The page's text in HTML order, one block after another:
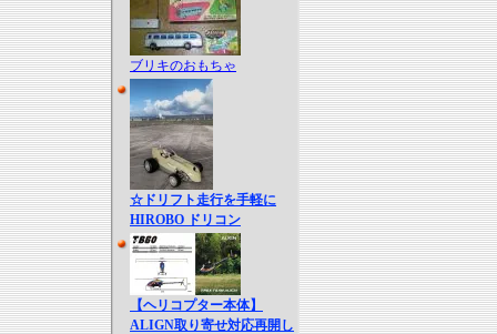
ブリキのおもちゃ
☆ドリフト走行を手軽に
HIROBO ドリコン
【ヘリコプター本体】
ALIGN取り寄せ対応再開し